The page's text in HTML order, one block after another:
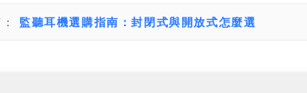
監聽耳機選購指南：封閉式與開放式怎麼選